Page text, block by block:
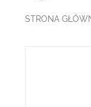
STRONA